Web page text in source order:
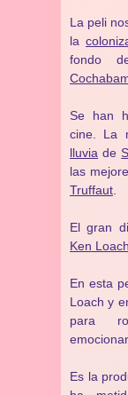
La peli
la
fondo
Se han
cine. La
lluvia de
las
Truffaut
El gran
Ken Loach
En esta
Loach y
para
Es la